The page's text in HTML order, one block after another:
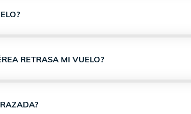
RETRASA MI VUELO?